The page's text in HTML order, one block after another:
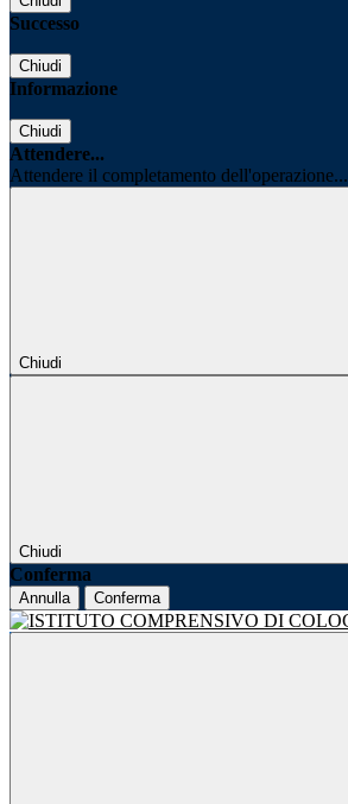
Successo
Chiudi
Informazione
Chiudi
Attendere...
Attendere il completamento dell'operazione...
Chiudi
Chiudi
Conferma
Annulla Conferma